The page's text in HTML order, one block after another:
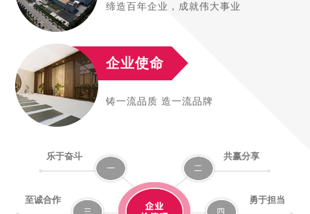
缔造百年企业，成就伟大事业
企业使命
铸一流品质 造一流品牌
乐于奋斗 共赢分享
至诚合作 勇于担当